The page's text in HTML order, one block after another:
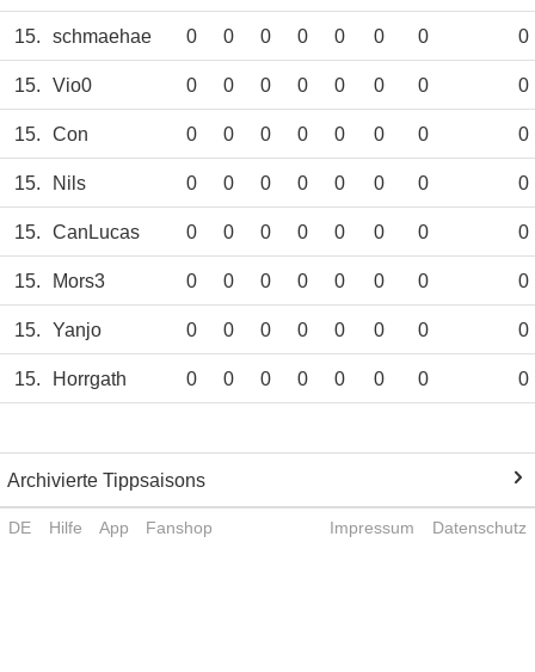
15. schmaehae 0 0 0 0 0 0 0 0
15. Vio0 0 0 0 0 0 0 0 0
15. Con 0 0 0 0 0 0 0 0
15. Nils 0 0 0 0 0 0 0 0
15. CanLucas 0 0 0 0 0 0 0 0
15. Mors3 0 0 0 0 0 0 0 0
15. Yanjo 0 0 0 0 0 0 0 0
15. Horrgath 0 0 0 0 0 0 0 0
Archivierte Tippsaisons
DE Hilfe App Fanshop Impressum Datenschutz